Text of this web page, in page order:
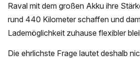
Raval mit dem großen Akku ihre
rund 440 Kilometer schaffen und
Lademöglichkeit zuhause flexibler
Die ehrlichste Frage lautet deshalb